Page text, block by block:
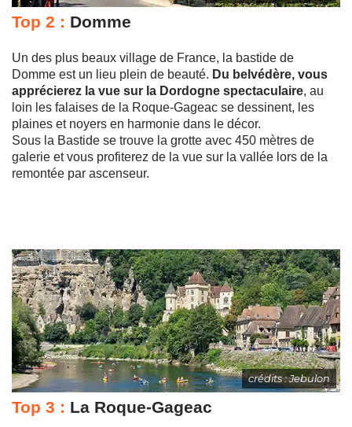
Top 2 : Domme
Un des plus beaux village de France, la bastide de
Domme est un lieu plein de beauté. Du belvédère, vous
apprécierez la vue sur la Dordogne spectaculaire, au
loin les falaises de la Roque-Gageac se dessinent, les
plaines et noyers en harmonie dans le décor.
Sous la Bastide se trouve la grotte avec 450 mètres de
galerie et vous profiterez de la vue sur la vallée lors de la
remontée par ascenseur.
crédits : Jebulon
Top 3 : La Roque-Gageac